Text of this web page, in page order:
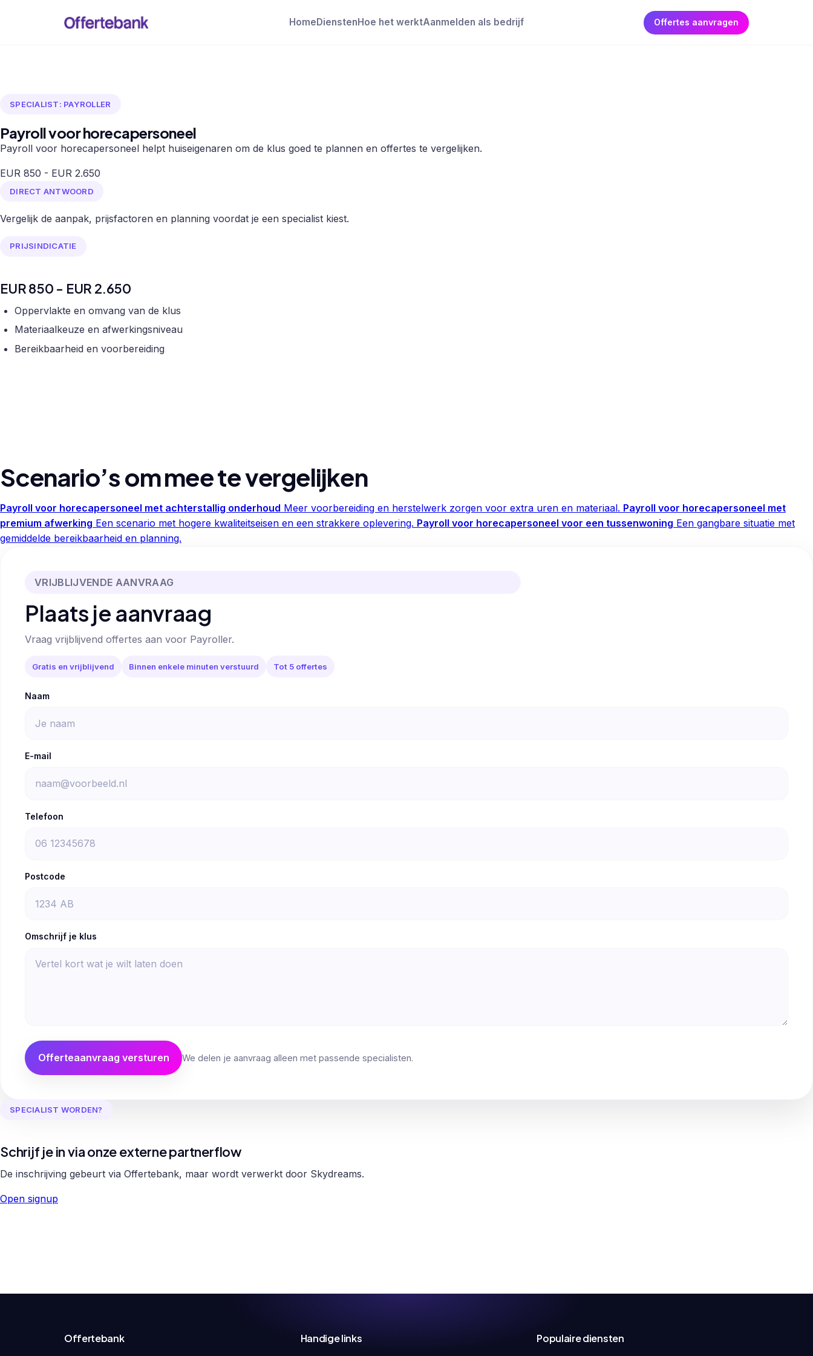
Home Diensten Hoe het werktAanmelden als bedrijf Offertes aanvragen
SPECIALIST: PAYROLLER
Payroll voor horecapersoneel
Payroll voor horecapersoneel helpt huiseigenaren om de klus goed te plannen en offertes te vergelijken.
EUR 850 - EUR 2.650
DIRECT ANTWOORD
Vergelijk de aanpak, prijsfactoren en planning voordat je een specialist kiest.
PRIJSINDICATIE
EUR 850 - EUR 2.650
Oppervlakte en omvang van de klus
Materiaalkeuze en afwerkingsniveau
Bereikbaarheid en voorbereiding
Scenario’s om mee te vergelijken
Payroll voor horecapersoneel met achterstallig onderhoud Meer voorbereiding en herstelwerk zorgen voor extra uren en materiaal. Payroll voor horecapersoneel met
premium afwerking Een scenario met hogere kwaliteitseisen en een strakkere oplevering. Payroll voor horecapersoneel voor een tussenwoning Een gangbare situatie met
gemiddelde bereikbaarheid en planning.
VRIJBLIJVENDE AANVRAAG
Plaats je aanvraag
Vraag vrijblijvend offertes aan voor Payroller.
Gratis en vrijblijvend Binnen enkele minuten verstuurd Tot 5 offertes
Naam
E-mail
Telefoon
Postcode
Omschrijf je klus
Offerteaanvraag versturen We delen je aanvraag alleen met passende specialisten.
SPECIALIST WORDEN?
Schrijf je in via onze externe partnerflow
De inschrijving gebeurt via Offertebank, maar wordt verwerkt door Skydreams.
Open signup
Offertebank Handige links Populaire diensten